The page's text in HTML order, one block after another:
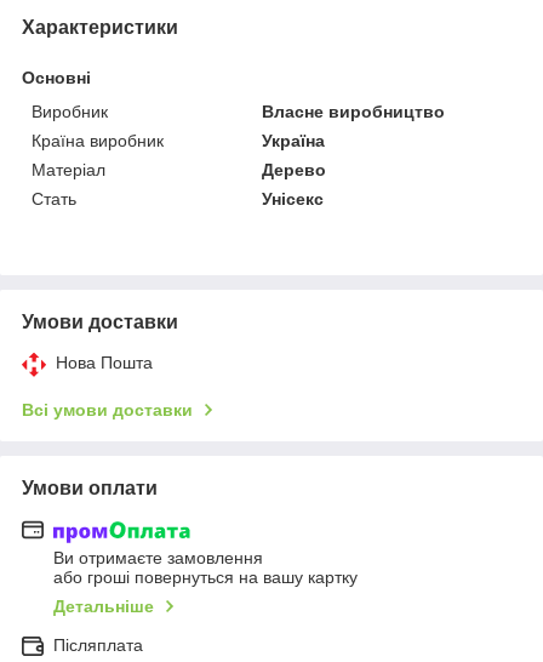
Характеристики
Основні
Виробник
Власне виробництво
Країна виробник
Україна
Матеріал
Дерево
Стать
Унісекс
Умови доставки
Нова Пошта
Всі умови доставки
Умови оплати
Ви отримаєте замовлення
або гроші повернуться на вашу картку
Детальніше
Післяплата